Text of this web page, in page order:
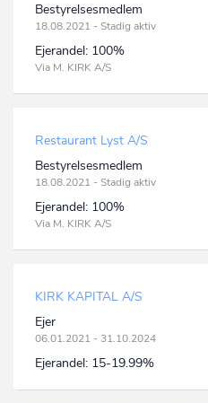
Bestyrelsesmedlem
18.08.2021 - Stadig aktiv
Ejerandel: 100%
Via M. KIRK A/S
Restaurant Lyst A/S
Bestyrelsesmedlem
18.08.2021 - Stadig aktiv
Ejerandel: 100%
Via M. KIRK A/S
KIRK KAPITAL A/S
Ejer
06.01.2021 - 31.10.2024
Ejerandel: 15-19.99%